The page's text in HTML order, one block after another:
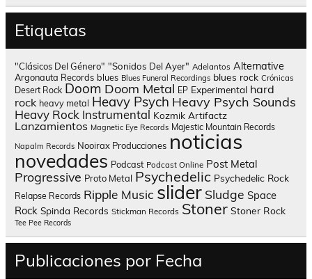
Etiquetas
"Clásicos Del Género" "Sonidos Del Ayer" Adelantos Alternative
Argonauta Records blues Blues Funeral Recordings blues rock Crónicas
Desert Rock Doom Doom Metal EP Experimental hard
rock heavy metal Heavy Psych Heavy Psych Sounds
Heavy Rock Instrumental Kozmik Artifactz
Lanzamientos Magnetic Eye Records Majestic Mountain Records
Napalm Records Nooirax Producciones noticias
novedades Podcast Podcast Online Post Metal
Progressive Proto Metal Psychedelic Psychedelic Rock
Relapse Records Ripple Music slider Sludge Space
Rock Spinda Records Stickman Records Stoner Stoner Rock
Tee Pee Records
Publicaciones por Fecha